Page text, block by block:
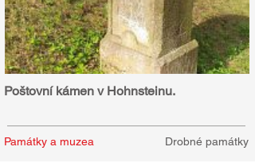
Poštovní kámen v Hohnsteinu.
Památky a muzea Drobné památky